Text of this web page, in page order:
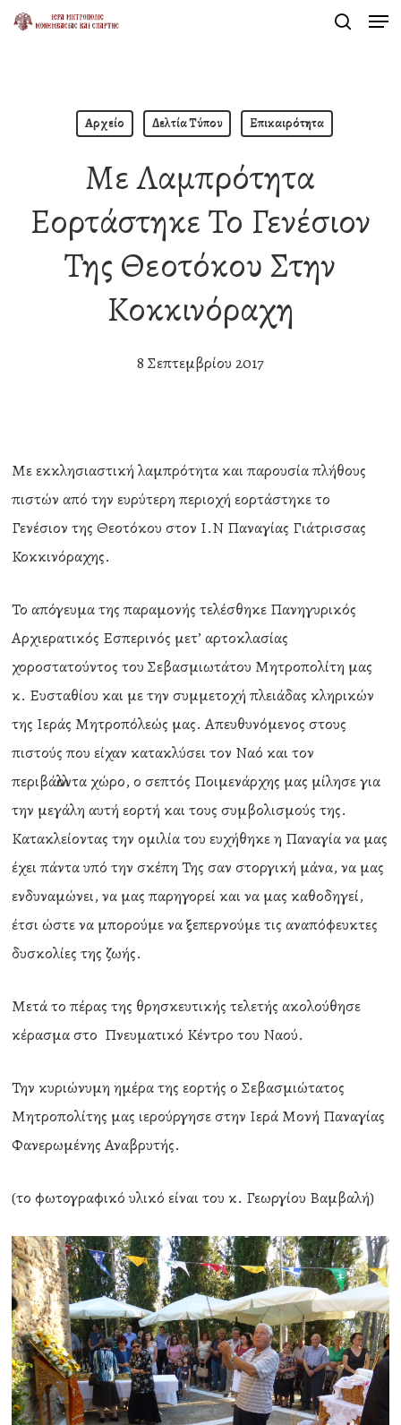
Skip
Αρχείο Δελτία Τύπου Επικαιρότητα
Με Λαμπρότητα
Εορτάστηκε Το Γενέσιον
Της Θεοτόκου Στην
Κοκκινόραχη
8 Σεπτεμβρίου 2017
Με εκκλησιαστική λαμπρότητα και παρουσία πλήθους
πιστών από την ευρύτερη περιοχή εορτάστηκε το
Γενέσιον της Θεοτόκου στον Ι.Ν Παναγίας Γιάτρισσας
Κοκκινόραχης.
Το απόγευμα της παραμονής τελέσθηκε Πανηγυρικός
Αρχιερατικός Εσπερινός μετ’ αρτοκλασίας
χοροστατούντος του Σεβασμιωτάτου Μητροπολίτη μας
κ. Ευσταθίου και με την συμμετοχή πλειάδας κληρικών
της Ιεράς Μητροπόλεώς μας. Απευθυνόμενος στους
πιστούς που είχαν κατακλύσει τον Ναό και τον
περιβάλλοντα χώρο, ο σεπτός Ποιμενάρχης μας μίλησε για
την μεγάλη αυτή εορτή και τους συμβολισμούς της.
Κατακλείοντας την ομιλία του ευχήθηκε η Παναγία να μας
έχει πάντα υπό την σκέπη Της σαν στοργική μάνα, να μας
ενδυναμώνει, να μας παρηγορεί και να μας καθοδηγεί,
έτσι ώστε να μπορούμε να ξεπερνούμε τις αναπόφευκτες
δυσκολίες της ζωής.
Μετά το πέρας της θρησκευτικής τελετής ακολούθησε
κέρασμα στο Πνευματικό Κέντρο του Ναού.
Την κυριώνυμη ημέρα της εορτής ο Σεβασμιώτατος
Μητροπολίτης μας ιερούργησε στην Ιερά Μονή Παναγίας
Φανερωμένης Αναβρυτής.
(το φωτογραφικό υλικό είναι του κ. Γεωργίου Βαμβαλή)